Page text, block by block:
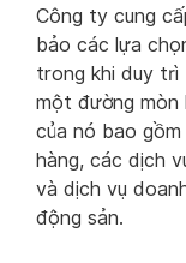
Công ty cung
bảo các lựa
trong khi duy trì
một đường mòn
của nó bao gồm
hàng, các dịch
và dịch vụ
động sản.